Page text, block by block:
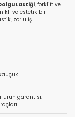
Lastiği, forklift ve
ve estetik bir
zorlu iş
ürün garantisi.